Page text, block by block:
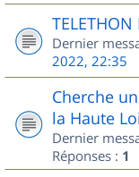
TELETHON
Dernier
2022, 22:35
Cherche
la Haute
Dernier
Réponses : 1